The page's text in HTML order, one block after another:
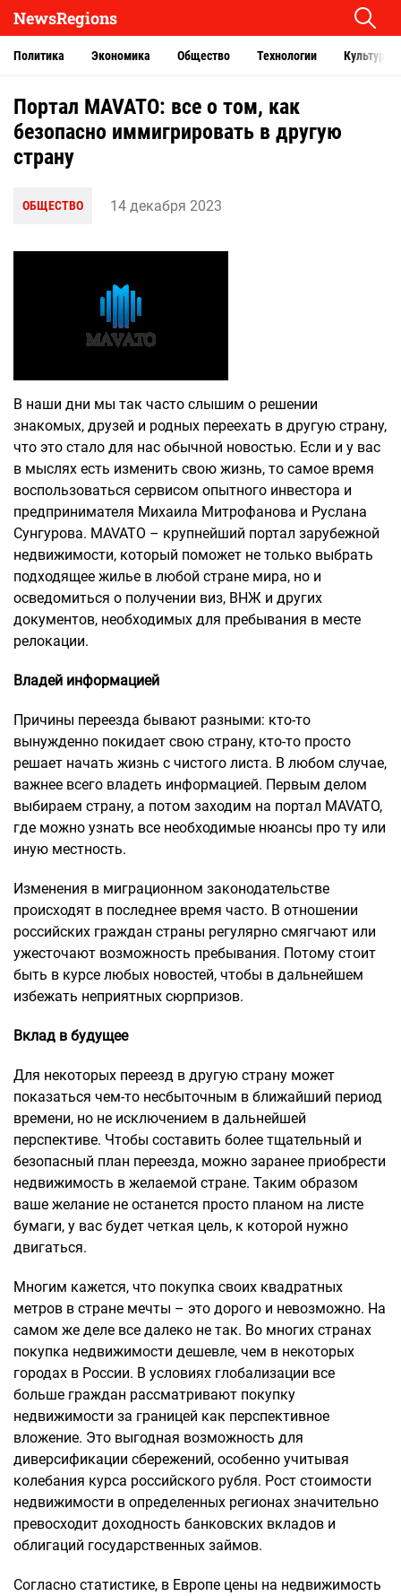
NewsRegions
Политика Экономика Общество Технологии Культура
Портал MAVATO: все о том, как
безопасно иммигрировать в другую
страну
ОБЩЕСТВО 14 декабря 2023
В наши дни мы так часто слышим о решении
знакомых, друзей и родных переехать в другую страну,
что это стало для нас обычной новостью. Если и у вас
в мыслях есть изменить свою жизнь, то самое время
воспользоваться сервисом опытного инвестора и
предпринимателя Михаила Митрофанова и Руслана
Сунгурова. MAVATO – крупнейший портал зарубежной
недвижимости, который поможет не только выбрать
подходящее жилье в любой стране мира, но и
осведомиться о получении виз, ВНЖ и других
документов, необходимых для пребывания в месте
релокации.
Владей информацией
Причины переезда бывают разными: кто-то
вынужденно покидает свою страну, кто-то просто
решает начать жизнь с чистого листа. В любом случае,
важнее всего владеть информацией. Первым делом
выбираем страну, а потом заходим на портал MAVATO,
где можно узнать все необходимые нюансы про ту или
иную местность.
Изменения в миграционном законодательстве
происходят в последнее время часто. В отношении
российских граждан страны регулярно смягчают или
ужесточают возможность пребывания. Потому стоит
быть в курсе любых новостей, чтобы в дальнейшем
избежать неприятных сюрпризов.
Вклад в будущее
Для некоторых переезд в другую страну может
показаться чем-то несбыточным в ближайший период
времени, но не исключением в дальнейшей
перспективе. Чтобы составить более тщательный и
безопасный план переезда, можно заранее приобрести
недвижимость в желаемой стране. Таким образом
ваше желание не останется просто планом на листе
бумаги, у вас будет четкая цель, к которой нужно
двигаться.
Многим кажется, что покупка своих квадратных
метров в стране мечты – это дорого и невозможно. На
самом же деле все далеко не так. Во многих странах
покупка недвижимости дешевле, чем в некоторых
городах в России. В условиях глобализации все
больше граждан рассматривают покупку
недвижимости за границей как перспективное
вложение. Это выгодная возможность для
диверсификации сбережений, особенно учитывая
колебания курса российского рубля. Рост стоимости
недвижимости в определенных регионах значительно
превосходит доходность банковских вкладов и
облигаций государственных займов.
Согласно статистике, в Европе цены на недвижимость